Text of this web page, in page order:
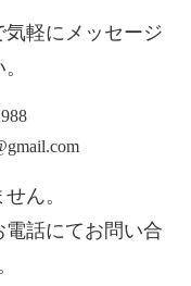
気軽にメッセージ
ん。
電話にてお問い合